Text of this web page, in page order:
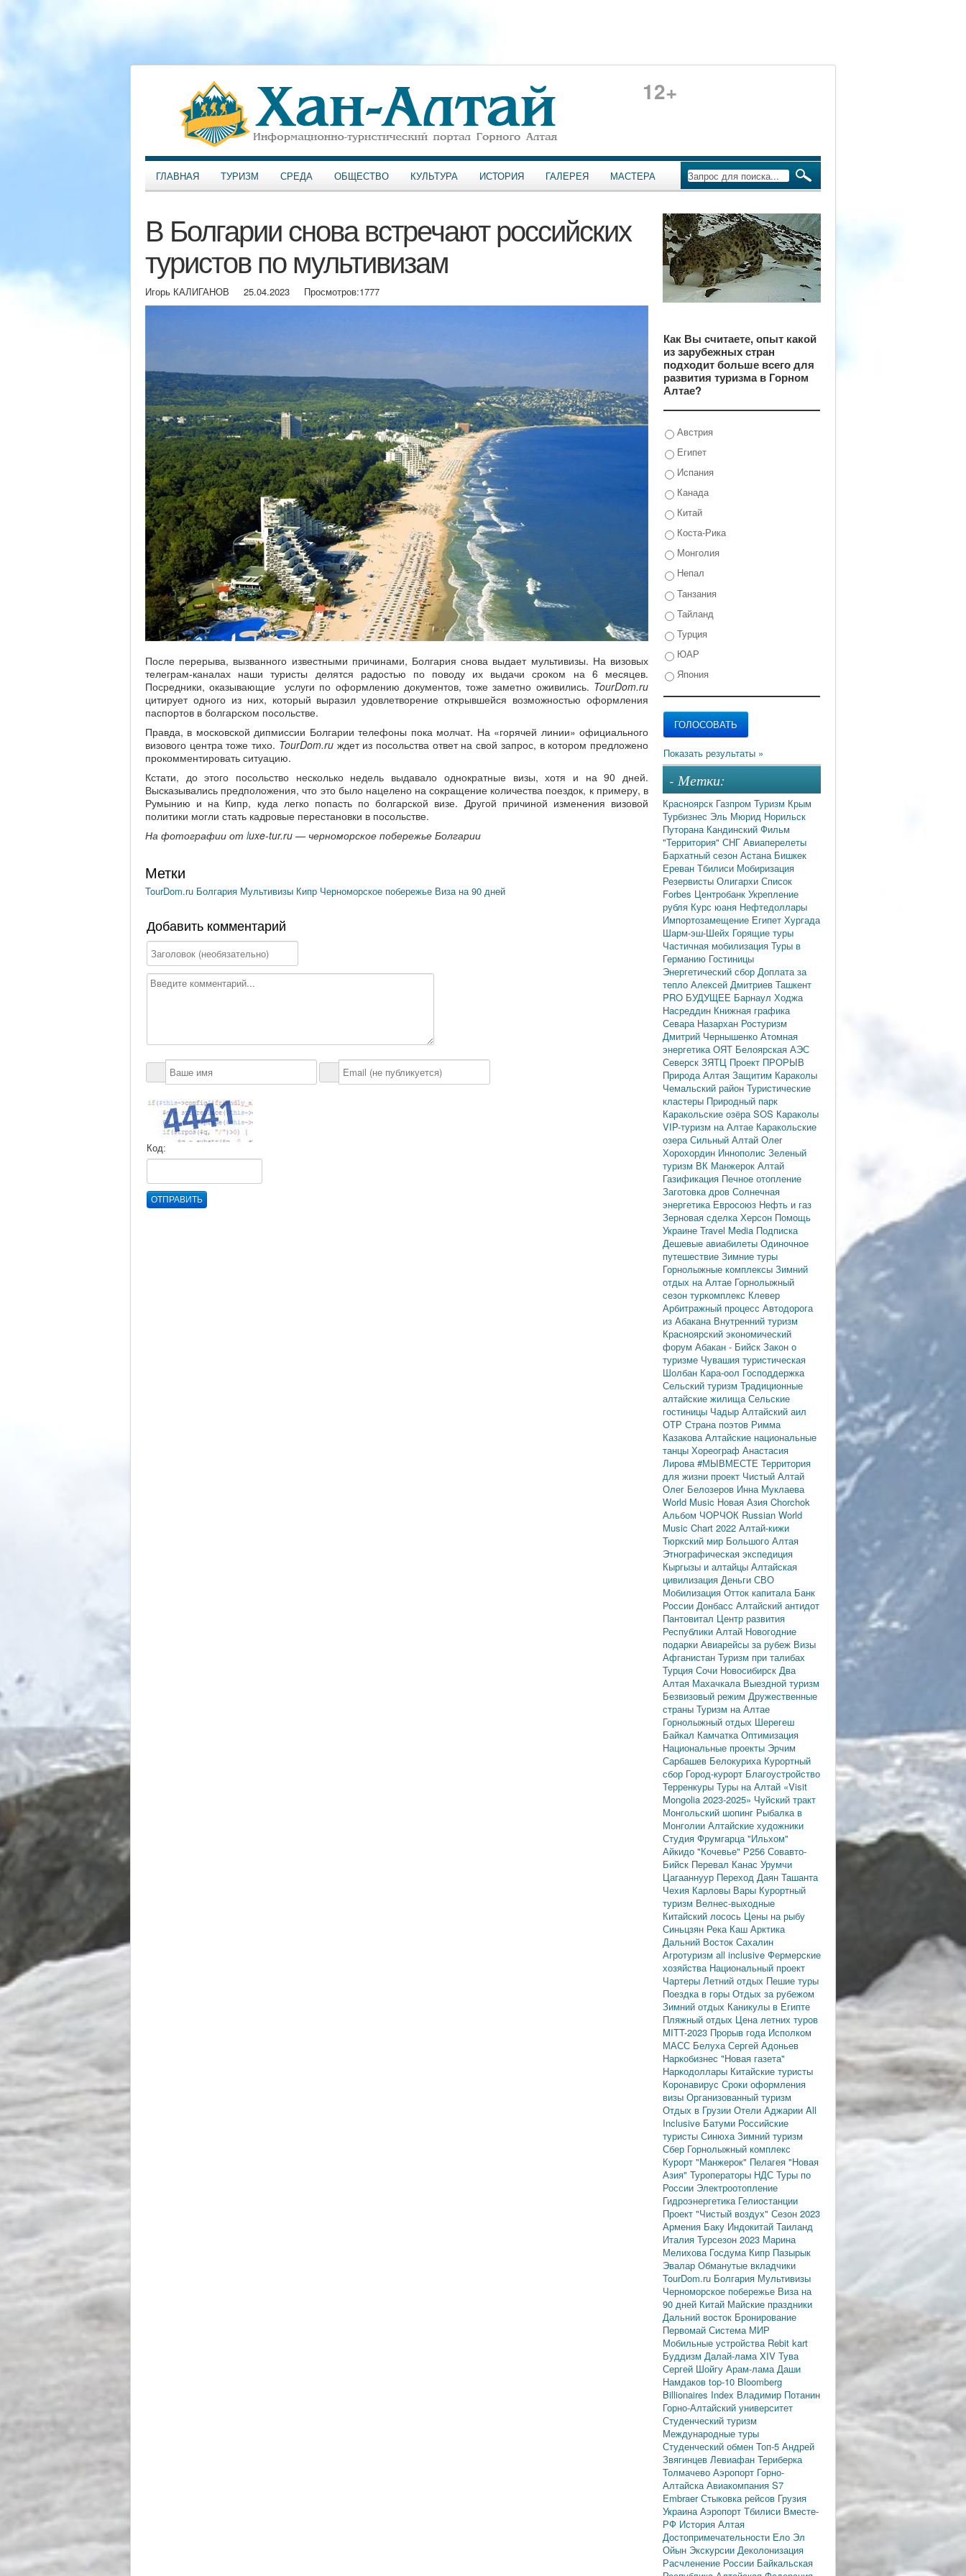
12+
ГЛАВНАЯ ТУРИЗМ СРЕДА ОБЩЕСТВО КУЛЬТУРА ИСТОРИЯ ГАЛЕРЕЯ МАСТЕРА
В Болгарии снова встречают российских
туристов по мультивизам
Игорь КАЛИГАНОВ 25.04.2023 Просмотров:1777
После перерыва, вызванного известными причинами, Болгария снова выдает мультивизы. На визовых
телеграм-каналах наши туристы делятся радостью по поводу их выдачи сроком на 6 месяцев.
Посредники, оказывающие услуги по оформлению документов, тоже заметно оживились. TourDom.ru
цитирует одного из них, который выразил удовлетворение открывшейся возможностью оформления
паспортов в болгарском посольстве.
Правда, в московской дипмиссии Болгарии телефоны пока молчат. На «горячей линии» официального
визового центра тоже тихо. TourDom.ruждет из посольства ответ на свой запрос, в котором предложено
прокомментировать ситуацию.
Кстати, до этого посольство несколько недель выдавало однократные визы, хотя и на 90 дней.
Высказывались предположения, что это было нацелено на сокращение количества поездок, к примеру, в
Румынию и на Кипр, куда легко попасть по болгарской визе. Другой причиной изменения визовой
политики могли стать кадровые перестановки в посольстве.
На фотографии от luxe-tur.ru — черноморское побережье Болгарии
Метки
TourDom.ru Болгария Мультивизы Кипр Черноморское побережье Виза на 90 дней
Добавить комментарий
Код:
ОТПРАВИТЬ
Как Вы считаете, опыт какой
из зарубежных стран
подходит больше всего для
развития туризма в Горном
Алтае?
Австрия
Египет
Испания
Канада
Китай
Коста-Рика
Монголия
Непал
Танзания
Тайланд
Турция
ЮАР
Япония
- Метки:
Красноярск Газпром Туризм Крым
Турбизнес Эль Мюрид Норильск
Путорана Кандинский Фильм
"Территория" СНГ Авиаперелеты
Бархатный сезон Астана Бишкек
Ереван Тбилиси Мобиризация
Резервисты Олигархи Список
Forbes Центробанк Укрепление
рубля Курс юаня Нефтедоллары
Импортозамещение Египет Хургада
Шарм-эш-Шейх Горящие туры
Частичная мобилизация Туры в
Германию Гостиницы
Энергетический сбор Доплата за
тепло Алексей Дмитриев Ташкент
PRO БУДУЩЕЕ Барнаул Ходжа
Насреддин Книжная графика
Севара Назархан Ростуризм
Дмитрий Чернышенко Атомная
энергетикаОЯТ Белоярская АЭС
Северск ЗЯТЦ Проект ПРОРЫВ
Природа Алтая Защитим Караколы
Чемальский район Туристические
кластеры Природный парк
Каракольские озёраSOS Караколы
VIP-туризм на Алтае Каракольские
озераСильный Алтай Олег
Хорохордин Иннополис Зеленый
туризм ВК Манжерок Алтай
Газификация Печное отопление
Заготовка дров Солнечная
энергетика Евросоюз Нефть и газ
Зерновая сделкаХерсон Помощь
Украине Travel Media Подписка
Дешевые авиабилеты Одиночное
путешествие Зимние туры
Горнолыжные комплексы Зимний
отдых на Алтае Горнолыжный
сезон туркомплекс Клевер
Арбитражный процесс Автодорога
из Абакана Внутренний туризм
Красноярский экономический
форум Абакан - Бийск Закон о
туризме Чувашия туристическая
Шолбан Кара-оол Господдержка
Сельский туризм Традиционные
алтайские жилищаСельские
гостиницы Чадыр Алтайский аил
ОТР Страна поэтов Римма
КазаковаАлтайские национальные
танцы Хореограф Анастасия
Лирова#МЫВМЕСТЕ Территория
для жизни проект Чистый Алтай
Олег Белозеров Инна Муклаева
World Music Новая Азия Chorchok
Альбом ЧОРЧОК Russian World
Music Chart 2022 Алтай-кижи
Тюркский мир Большого Алтая
Этнографическая экспедиция
Кыргызы и алтайцы Алтайская
цивилизация Деньги СВО
Мобилизация Отток капитала Банк
России Донбасс Алтайский антидот
Пантовитал Центр развития
Республики Алтай Новогодние
подарки Авиарейсы за рубеж Визы
Афганистан Туризм при талибах
Турция Сочи Новосибирск Два
Алтая Махачкала Выездной туризм
Безвизовый режим Дружественные
страны Туризм на Алтае
Горнолыжный отдых Шерегеш
Байкал КамчаткаОптимизация
Национальные проекты Эрчим
Сарбашев Белокуриха Курортный
сбор Город-курорт Благоустройство
Терренкуры Туры на Алтай «Visit
Mongolia 2023-2025» Чуйский тракт
Монгольский шопинг Рыбалка в
Монголии Алтайские художники
Студия Фрумгарца"Ильхом"
Айкидо "Кочевье" Р256 Совавто-
Бийск Перевал Канас Урумчи
Цагааннуур Переход Даян Ташанта
Чехия Карловы Вары Курортный
туризм Велнес-выходные
Китайский лосось Цены на рыбу
Синьцзян Река Каш Арктика
Дальний Восток Сахалин
Агротуризм all inclusive Фермерские
хозяйства Национальный проект
Чартеры Летний отдых Пешие туры
Поездка в горы Отдых за рубежом
Зимний отдых Каникулы в Египте
Пляжный отдых Цена летних туров
MITT-2023 Прорыв года Исполком
МАСС БелухаСергей Адоньев
Наркобизнес "Новая газета"
Наркодоллары Китайские туристы
Коронавирус Сроки оформления
визы Организованный туризм
Отдых в Грузии Отели Аджарии All
Inclusive Батуми Российские
туристы СинюхаЗимний туризм
Сбер Горнолыжный комплекс
Курорт "Манжерок" Пелагея "Новая
Азия" Туроператоры НДС Туры по
России Электроотопление
Гидроэнергетика Гелиостанции
Проект "Чистый воздух" Сезон 2023
Армения Баку Индокитай Таиланд
Италия Турсезон 2023 Марина
Мелихова Госдума Кипр Пазырык
Эвалар Обманутые вкладчики
TourDom.ru Болгария Мультивизы
Черноморское побережье Виза на
90 дней Китай Майские праздники
Дальний восток Бронирование
Первомай Система МИР
Мобильные устройства Rebit kart
Буддизм Далай-лама XIV Тува
Сергей Шойгу Арам-ламаДаши
Намдаков top-10 Bloomberg
Billionaires Index Владимир Потанин
Горно-Алтайский университет
Студенческий туризм
Международные туры
Студенческий обмен Топ-5 Андрей
Звягинцев Левиафан Териберка
Толмачево Аэропорт Горно-
АлтайскаАвиакомпания S7
EmbraerСтыковка рейсов Грузия
УкраинаАэропорт Тбилиси Вместе-
РФ История Алтая
Достопримечательности Ело Эл
Ойын Экскурсии Деколонизация
Расчленение России Байкальская